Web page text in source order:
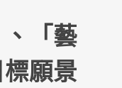
、「藝
願景